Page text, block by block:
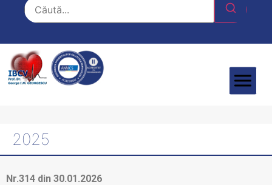
2025
Nr.314 din 30.01.2026